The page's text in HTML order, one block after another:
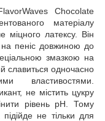
Chocolate
матеріалу
латексу. Він
на пеніс довжиною до
змазкою на
славиться одночасно
властивостями.
не містить цукру
рівень pH. Тому
не тільки для